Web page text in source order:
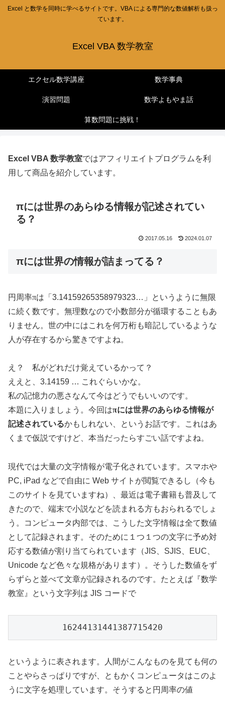
Excel と数学を同時に学べるサイトです。VBA による専門的な数値解析も扱っ
ています。
Excel VBA 数学教室
エクセル数学講座 数学事典
演習問題 数学よもやま話
算数問題に挑戦！
Excel VBA 数学教室ではアフィリエイトプログラムを利
用して商品を紹介しています。
πには世界のあらゆる情報が記述されてい
る？
2017.05.16 2024.01.07
πには世界の情報が詰まってる？
円周率πは「3.14159265358979323…」というように無限
に続く数です。無理数なので小数部分が循環することもあ
りません。世の中にはこれを何万桁も暗記しているような
人が存在するから驚きですよね。
え？ 私がどれだけ覚えているかって？
ええと、3.14159 … これぐらいかな。
私の記憶力の悪さなんて今はどうでもいいのです。
本題に入りましょう。今回はπには世界のあらゆる情報が
記述されているかもしれない、というお話です。これはあ
くまで仮説ですけど、本当だったらすごい話ですよね。
現代では大量の文字情報が電子化されています。スマホや
PC, iPad などで自由に Web サイトが閲覧できるし（今も
このサイトを見ていますね）、最近は電子書籍も普及して
きたので、端末で小説などを読まれる方もおられるでしょ
う。コンピュータ内部では、こうした文字情報は全て数値
として記録されます。そのために１つ１つの文字に予め対
応する数値が割り当てられています（JIS、SJIS、EUC、
Unicode など色々な規格があります）。そうした数値をず
らずらと並べて文章が記録されるのです。たとえば『数学
教室』という文字列は JIS コードで
16244131441387715420
というように表されます。人間がこんなものを見ても何の
ことやらさっぱりですが、ともかくコンピュータはこのよ
うに文字を処理しています。そうすると円周率の値